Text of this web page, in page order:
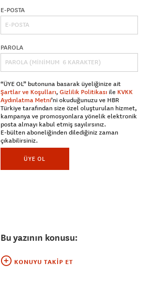
E-POSTA
PAROLA
“ÜYE OL” butonuna basarak üyeliğinize ait
Şartlar ve Koşulları, Gizlilik Politikası ile KVKK
Aydınlatma Metni’ni okuduğunuzu ve HBR
Türkiye tarafından size özel oluşturulan hizmet,
kampanya ve promosyonlara yönelik elektronik
posta almayı kabul etmiş sayılırsınız.
E-bülten aboneliğinden dilediğiniz zaman
çıkabilirsiniz.
ÜYE OL
Bu yazının konusu:
KONUYU TAKIP ET